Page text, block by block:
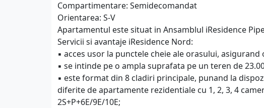
Compartimentare: Semidecomandat
Orientarea: S-V
Apartamentul este situat in Ansamblul iResidence
Servicii si avantaje iResidence Nord:
▪️ acces usor la punctele cheie ale orasului,
▪️ se intinde pe o ampla suprafata pe un teren de
▪️ este format din 8 cladiri principale, punand la
diferite de apartamente rezidentiale cu 1, 2, 3, 4
2S+P+6E/9E/10E;